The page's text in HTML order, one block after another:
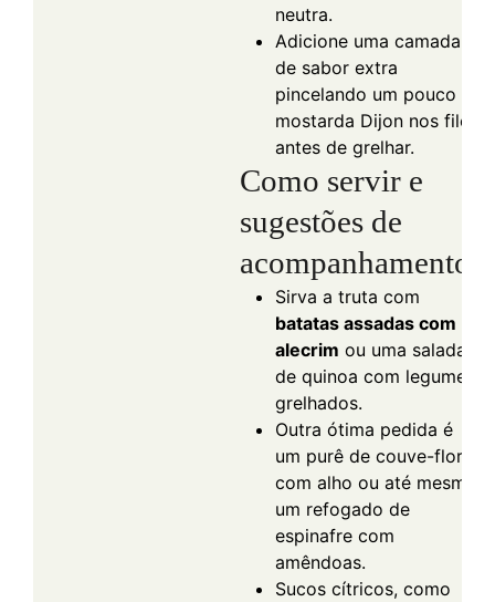
neutra.
Adicione uma camada
de sabor extra
pincelando um pouco de
mostarda Dijon nos filés
antes de grelhar.
Como servir e
sugestões de
acompanhamentos
Sirva a truta com
batatas assadas com
alecrim ou uma salada
de quinoa com legumes
grelhados.
Outra ótima pedida é
um purê de couve-flor
com alho ou até mesmo
um refogado de
espinafre com
amêndoas.
Sucos cítricos, como